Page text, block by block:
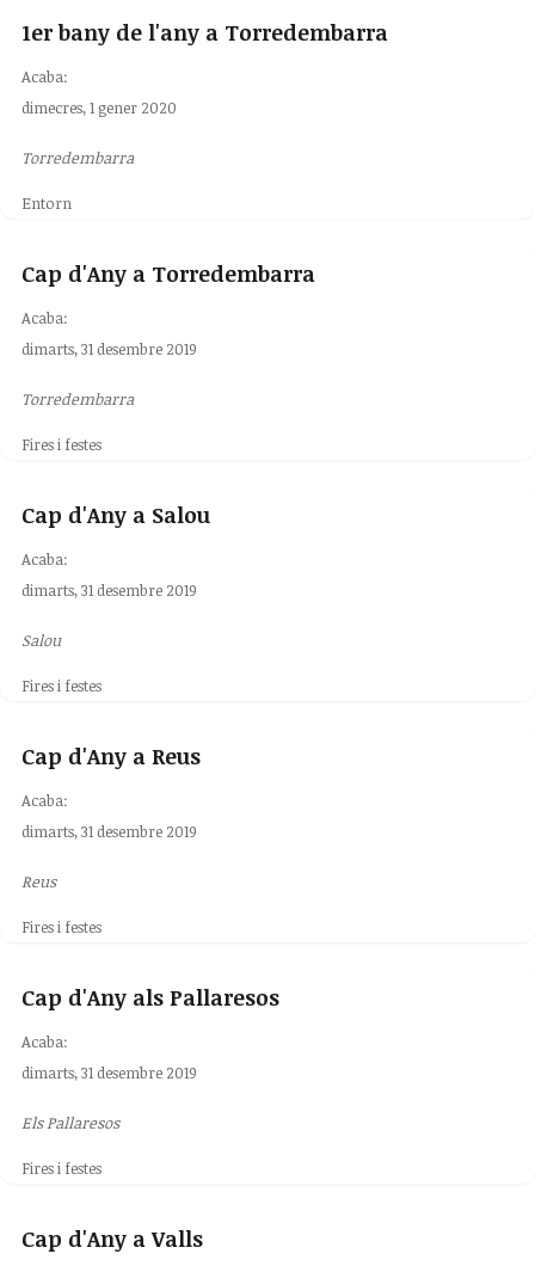
1er bany de l'any a Torredembarra
Acaba:
dimecres, 1 gener 2020
Torredembarra
Entorn
Cap d'Any a Torredembarra
Acaba:
dimarts, 31 desembre 2019
Torredembarra
Fires i festes
Cap d'Any a Salou
Acaba:
dimarts, 31 desembre 2019
Salou
Fires i festes
Cap d'Any a Reus
Acaba:
dimarts, 31 desembre 2019
Reus
Fires i festes
Cap d'Any als Pallaresos
Acaba:
dimarts, 31 desembre 2019
Els Pallaresos
Fires i festes
Cap d'Any a Valls